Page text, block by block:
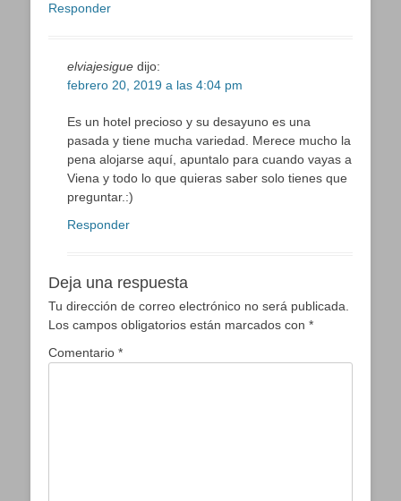
Responder
elviajesigue dijo:
febrero 20, 2019 a las 4:04 pm
Es un hotel precioso y su desayuno es una
pasada y tiene mucha variedad. Merece mucho la
pena alojarse aquí, apuntalo para cuando vayas a
Viena y todo lo que quieras saber solo tienes que
preguntar.:)
Responder
Deja una respuesta
Tu dirección de correo electrónico no será publicada.
Los campos obligatorios están marcados con *
Comentario *